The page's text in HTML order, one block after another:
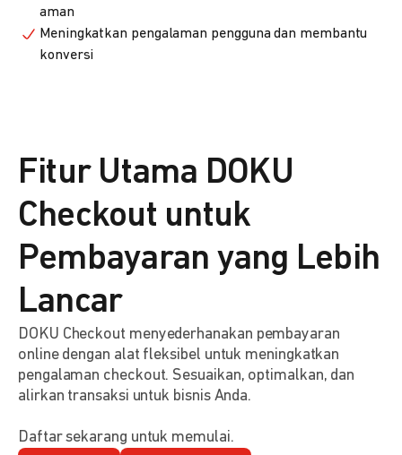
aman
Meningkatkan pengalaman pengguna dan membantu
konversi
Fitur Utama DOKU
Checkout untuk
Pembayaran yang Lebih
Lancar
DOKU Checkout menyederhanakan pembayaran
online dengan alat fleksibel untuk meningkatkan
pengalaman checkout. Sesuaikan, optimalkan, dan
alirkan transaksi untuk bisnis Anda.
Daftar sekarang untuk memulai.